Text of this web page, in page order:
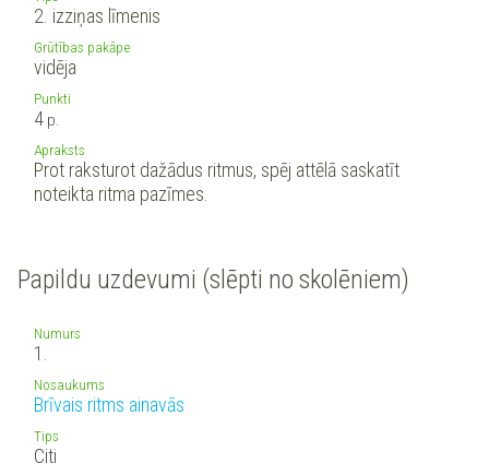
2. izziņas līmenis
Grūtības pakāpe
vidēja
Punkti
4 p.
Apraksts
Prot raksturot dažādus ritmus, spēj attēlā saskatīt
noteikta ritma pazīmes.
Papildu uzdevumi (slēpti no skolēniem)
Numurs
1.
Nosaukums
Brīvais ritms ainavās
Tips
Citi